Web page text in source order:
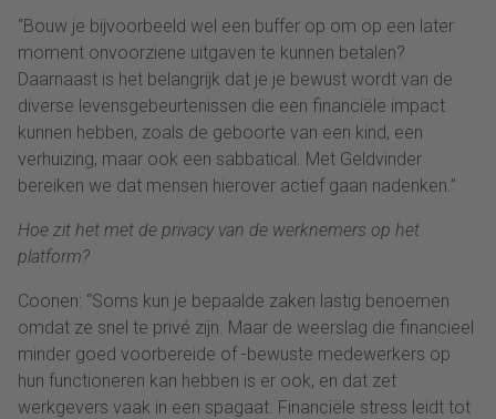
“Bouw je bijvoorbeeld wel een buffer op om op een later
moment onvoorziene uitgaven te kunnen betalen?
Daarnaast is het belangrijk dat je je bewust wordt van de
diverse levensgebeurtenissen die een financiële impact
kunnen hebben, zoals de geboorte van een kind, een
verhuizing, maar ook een sabbatical . Met Geldvinder
bereiken we dat mensen hierover actief gaan nadenken.”
Hoe zit het met de privacy van de werknemers op het
platform?
Coonen: “Soms kun je bepaalde zaken lastig benoemen
omdat ze snel te privé zijn. Maar de weerslag die financieel
minder goed voorbereide of -bewuste medewerkers op
hun functioneren kan hebben is er ook, en dat zet
werkgevers vaak in een spagaat . Financiële stress leidt tot